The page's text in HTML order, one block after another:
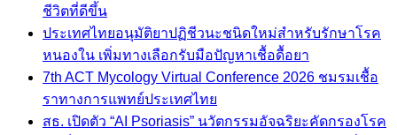
ชีวิตที่ดีขึ้น
ประเทศไทยอนุมัติยาปฏิชีวนะชนิดใหม่สำหรับรักษาโรค
หนองใน เพิ่มทางเลือกรับมือปัญหาเชื้อดื้อยา
7th ACT Mycology Virtual Conference 2026 ชมรมเชื้อ
ราทางการแพทย์ประเทศไทย
สธ. เปิดตัว “AI Psoriasis” นวัตกรรมอัจฉริยะคัดกรองโรค